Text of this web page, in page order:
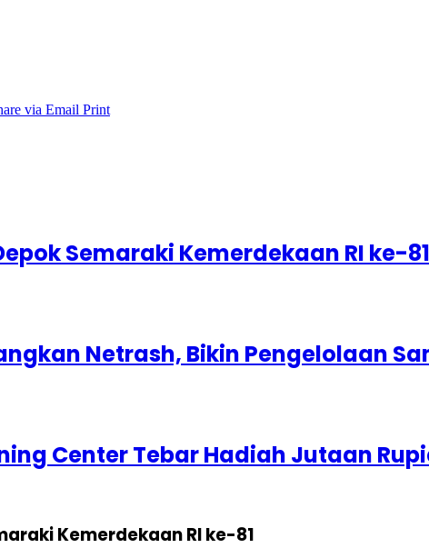
via Email Print
Semaraki Kemerdekaan RI ke-81
Netrash, Bikin Pengelolaan
Center Tebar Hadiah Jutaan
Kemerdekaan RI ke-81